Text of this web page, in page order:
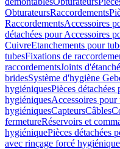
ObturateursRaccordements
RaccordementsAccessoires
détachées pour Accessoires
CuivreEtanchements pour
tubesFixations de
raccordementsJoints
bridesSystème d'hygiène
hygiéniquesPièces
hygiéniquesAccessoires
hygiéniquesCapteursCâbles
fermetureRéservoirs et
hygiéniquePièces détachées
avec rinçage forcé hygiénique